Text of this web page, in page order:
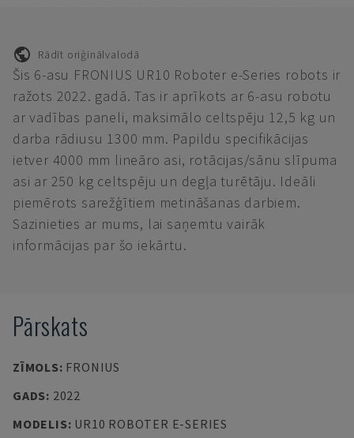
Rādīt oriģinālvalodā
Šis 6-asu FRONIUS UR10 Roboter e-Series robots ir
ražots 2022. gadā. Tas ir aprīkots ar 6-asu robotu
ar vadības paneli, maksimālo celtspēju 12,5 kg un
darba rādiusu 1300 mm. Papildu specifikācijas
ietver 4000 mm lineāro asi, rotācijas/sānu slīpuma
asi ar 250 kg celtspēju un degļa turētāju. Ideāli
piemērots sarežģītiem metināšanas darbiem.
Sazinieties ar mums, lai saņemtu vairāk
informācijas par šo iekārtu.
Pārskats
ZĪMOLS: FRONIUS
GADS: 2022
MODELIS: UR10 ROBOTER E-SERIES